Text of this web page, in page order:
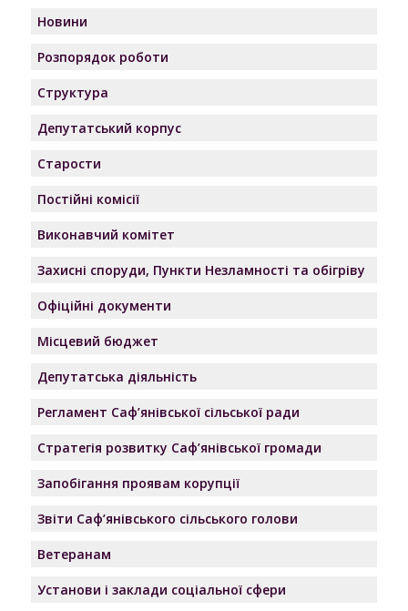
Новини
Розпорядок роботи
Структура
Депутатський корпус
Старости
Постійні комісії
Виконавчий комітет
Захисні споруди, Пункти Незламності та обігріву
Офіційні документи
Місцевий бюджет
Депутатська діяльність
Регламент Саф’янівської сільської ради
Стратегія розвитку Саф’янівської громади
Запобігання проявам корупції
Звіти Саф’янівського сільського голови
Ветеранам
Установи і заклади соціальної сфери